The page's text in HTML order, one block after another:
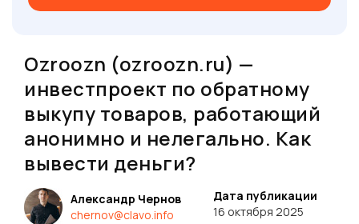
Ozroozn (ozroozn.ru) —
инвестпроект по обратному
выкупу товаров, работающий
анонимно и нелегально. Как
вывести деньги?
Александр Чернов
chernov@clavo.info
Дата публикации
16 октября 2025